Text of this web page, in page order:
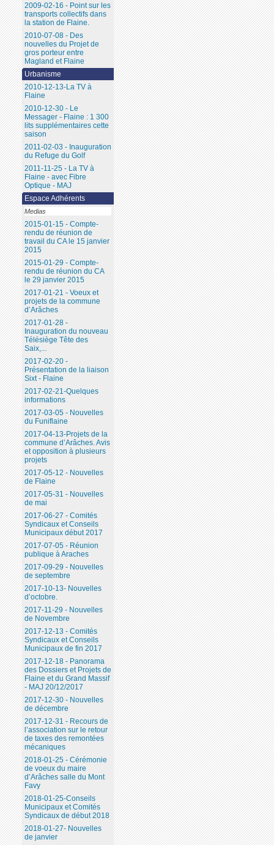
2009-02-16 - Point sur les
transports collectifs dans
la station de Flaine.
2010-07-08 - Des
nouvelles du Projet de
gros porteur entre
Magland et Flaine
Urbanisme
2010-12-13-La TV à
Flaine
2010-12-30 - Le
Messager - Flaine : 1 300
lits supplémentaires cette
saison
2011-02-03 - Inauguration
du Refuge du Golf
2011-11-25 - La TV à
Flaine - avec Fibre
Optique - MAJ
Espace Adhérents
Medias
2015-01-15 - Compte-
rendu de réunion de
travail du CA le 15 janvier
2015
2015-01-29 - Compte-
rendu de réunion du CA
le 29 janvier 2015
2017-01-21 - Voeux et
projets de la commune
d’Arâches
2017-01-28 -
Inauguration du nouveau
Télésiège Tête des
Saix,...
2017-02-20 -
Présentation de la liaison
Sixt - Flaine
2017-02-21-Quelques
informations
2017-03-05 - Nouvelles
du Funiflaine
2017-04-13-Projets de la
commune d’Arâches. Avis
et opposition à plusieurs
projets
2017-05-12 - Nouvelles
de Flaine
2017-05-31 - Nouvelles
de mai
2017-06-27 - Comités
Syndicaux et Conseils
Municipaux début 2017
2017-07-05 - Réunion
publique à Araches
2017-09-29 - Nouvelles
de septembre
2017-10-13- Nouvelles
d’octobre.
2017-11-29 - Nouvelles
de Novembre
2017-12-13 - Comités
Syndicaux et Conseils
Municipaux de fin 2017
2017-12-18 - Panorama
des Dossiers et Projets de
Flaine et du Grand Massif
- MAJ 20/12/2017
2017-12-30 - Nouvelles
de décembre
2017-12-31 - Recours de
l’association sur le retour
de taxes des remontées
mécaniques
2018-01-25 - Cérémonie
de voeux du maire
d’Arâches salle du Mont
Favy
2018-01-25-Conseils
Municipaux et Comités
Syndicaux de début 2018
2018-01-27- Nouvelles
de janvier